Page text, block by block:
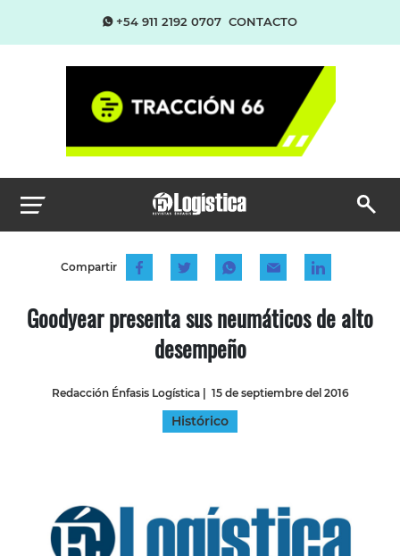
+54 911 2192 0707 CONTACTO
Compartir
Goodyear presenta sus neumáticos de alto
desempeño
Redacción Énfasis Logística| 15 de septiembre del 2016
Histórico